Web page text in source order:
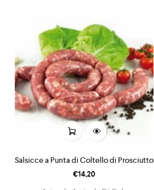
Salsicce a Punta di Coltello di Prosciutto
€14,20